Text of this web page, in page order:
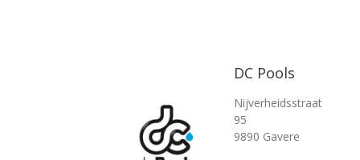
DC Pools
Nijverheidsstraat
95
9890 Gavere